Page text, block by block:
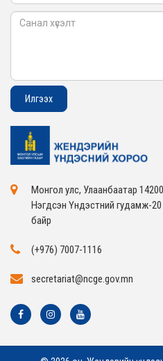
Монгол улс, Улаанбаатар
Нэгдсэн Үндэстний гудамж-
байр
(+976) 7007-1116
secretariat@ncge.gov.mn